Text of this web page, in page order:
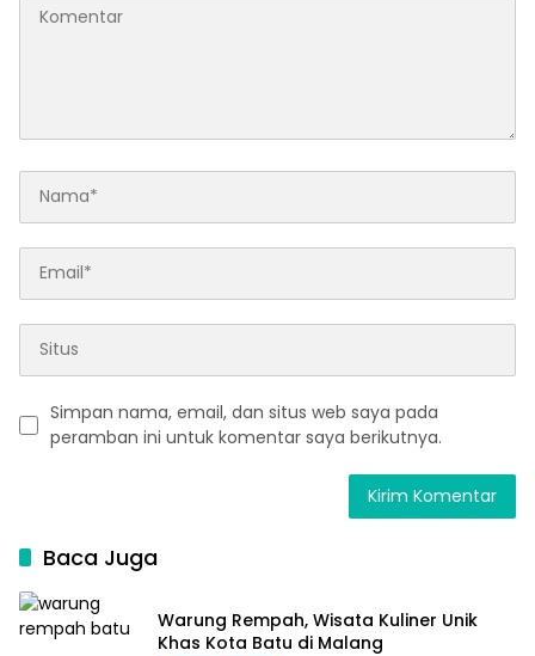
Simpan nama, email, dan situs web saya pada
peramban ini untuk komentar saya berikutnya.
Baca Juga
Warung Rempah, Wisata Kuliner Unik
Khas Kota Batu di Malang